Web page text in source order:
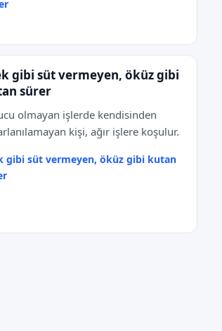
gibi süt vermeyen, öküz gibi
sürer
olmayan işlerde kendisinden
kişi, ağır işlere koşulur.
gibi süt vermeyen, öküz gibi kutan